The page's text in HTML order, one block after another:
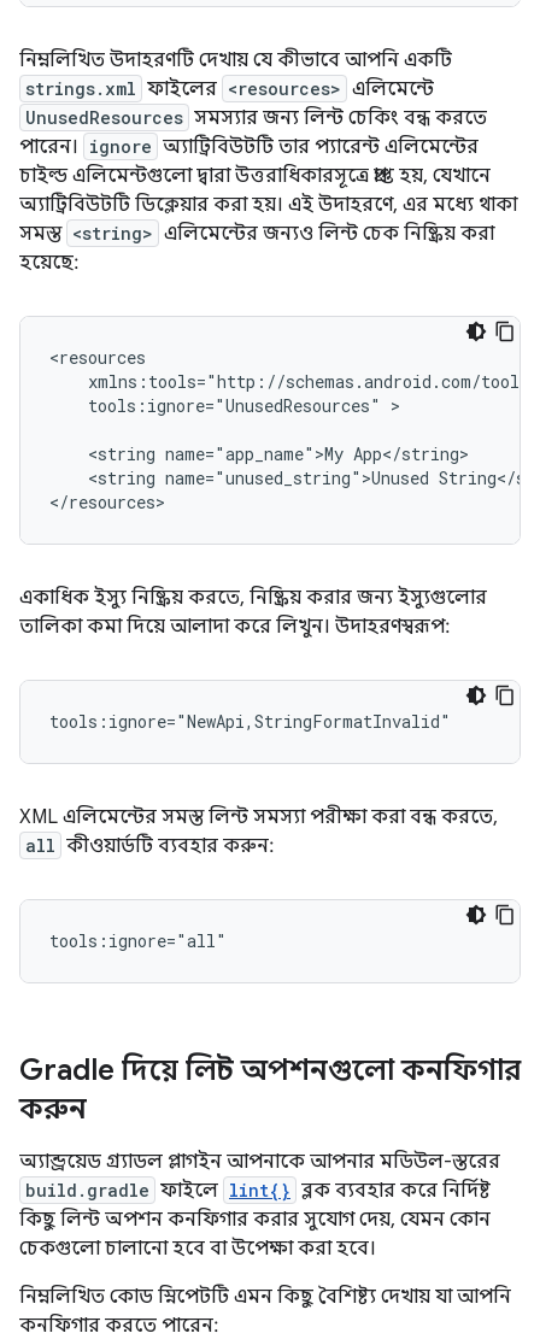
নিম্নলিখিত উদাহরণটি দেখায় যে কীভাবে আপনি একটি
strings.xml ফাইলের <resources> এলিমেন্টে
UnusedResources সমস্যার জন্য লিন্ট চেকিং বন্ধ করতে
পারেন। ignore অ্যাট্রিবিউটটি তার প্যারেন্ট এলিমেন্টের
চাইল্ড এলিমেন্টগুলো দ্বারা উত্তরাধিকারসূত্রে প্রাপ্ত হয়, যেখানে
অ্যাট্রিবিউটটি ডিক্লেয়ার করা হয়। এই উদাহরণে, এর মধ্যে থাকা
সমস্ত <string> এলিমেন্টের জন্যও লিন্ট চেক নিষ্ক্রিয় করা
হয়েছে:
tools:ignore="UnusedResources" >
<string name="app_name">My
<string name="unused_string">Unused String</
</resources>
একাধিক ইস্যু নিষ্ক্রিয় করতে, নিষ্ক্রিয় করার জন্য ইস্যুগুলোর
তালিকা কমা দিয়ে আলাদা করে লিখুন। উদাহরণস্বরূপ:
tools:ignore="NewApi,StringFormatInvalid"
XML এলিমেন্টের সমস্ত লিন্ট সমস্যা পরীক্ষা করা বন্ধ করতে,
all কীওয়ার্ডটি ব্যবহার করুন:
tools:ignore="all"
Gradle দিয়ে লিন্ট অপশনগুলো কনফিগার
করুন
অ্যান্ড্রয়েড গ্র্যাডল প্লাগইন আপনাকে আপনার মডিউল-স্তরের
build.gradle ফাইলে lint{} ব্লক ব্যবহার করে নির্দিষ্ট
কিছু লিন্ট অপশন কনফিগার করার সুযোগ দেয়, যেমন কোন
চেকগুলো চালানো হবে বা উপেক্ষা করা হবে।
নিম্নলিখিত কোড স্নিপেটটি এমন কিছু বৈশিষ্ট্য দেখায় যা আপনি
কনফিগার করতে পারেন: